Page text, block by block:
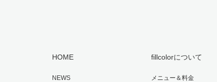
HOME
NEWS
fillcolorについて
メニュー＆料金